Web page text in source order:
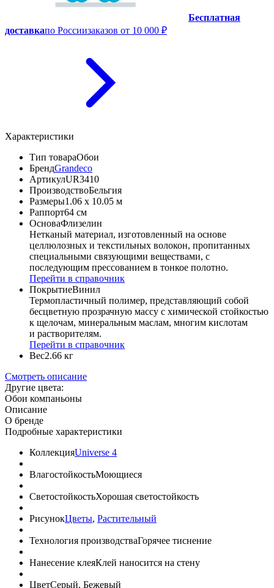
Бесплатная
доставкапо Россиизаказов от 10 000 ₽
Характеристики
Тип товараОбои
БрендGrandeco
АртикулUR3410
ПроизводствоБельгия
Размеры1.06 x 10.05 м
Раппорт64 см
ОсноваФлизелин
Нетканый материал, изготовленный на основе
целлюлозных и текстильных волокон, пропитанных
специальными связующими веществами, с
последующим прессованием в тонкое полотно.
Перейти в справочник
ПокрытиеВинил
Термопластичный полимер, представляющий собой
бесцветную прозрачную массу с химической стойкостью
к щелочам, минеральным маслам, многим кислотам
и растворителям.
Перейти в справочник
Вес2.66 кг
Смотреть описание
Другие цвета:
Обои компаньоны
Описание
О бренде
Подробные характеристики
КоллекцияUniverse 4
ВлагостойкостьМоющиеся
СветостойкостьХорошая светостойкость
РисунокЦветы, Растительный
Технология производстваГорячее тиснение
Нанесение клеяКлей наносится на стену
ЦветСерый, Бежевый